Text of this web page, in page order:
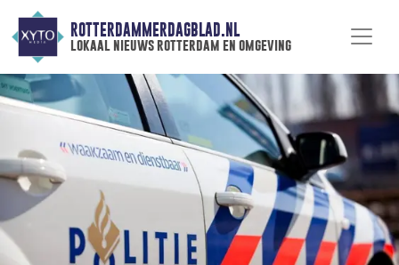
ROTTERDAMMERDAGBLAD.NL
lokaal nieuws rotterdam en omgeving